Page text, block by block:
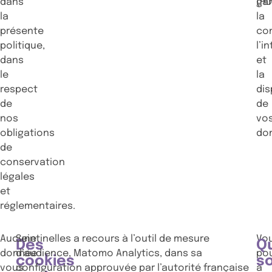
dans
la
présente
politique,
dans
le
respect
de
nos
obligations
de
conservation
légales
et
réglementaires.
la
et
la
de
Aucune
donnée
vous
Des
cookies
Seintinelles a recours à l’outil de mesure
d’audience, Matomo Analytics, dans sa
configuration approuvée par l’autorité française
à